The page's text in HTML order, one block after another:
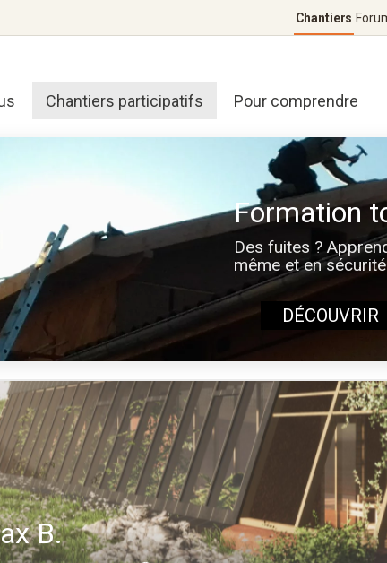
Chantiers
Chantiers participatifs Pour comprendre
Formation
Des fuites ?
même et en
DÉCOUVRIR
B.